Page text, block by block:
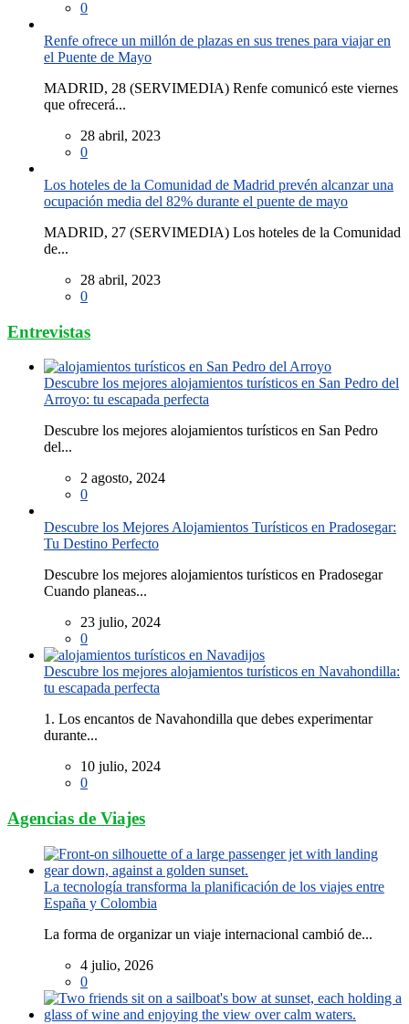
0
Renfe ofrece un millón de plazas en sus trenes para viajar en
el Puente de Mayo
MADRID, 28 (SERVIMEDIA) Renfe comunicó este viernes
que ofrecerá...
28 abril, 2023
0
Los hoteles de la Comunidad de Madrid prevén alcanzar una
ocupación media del 82% durante el puente de mayo
MADRID, 27 (SERVIMEDIA) Los hoteles de la Comunidad
de...
28 abril, 2023
0
Entrevistas
Descubre los mejores alojamientos turísticos en San Pedro del
Arroyo: tu escapada perfecta
Descubre los mejores alojamientos turísticos en San Pedro
del...
2 agosto, 2024
0
Descubre los Mejores Alojamientos Turísticos en Pradosegar:
Tu Destino Perfecto
Descubre los mejores alojamientos turísticos en Pradosegar
Cuando planeas...
23 julio, 2024
0
Descubre los mejores alojamientos turísticos en Navahondilla:
tu escapada perfecta
1. Los encantos de Navahondilla que debes experimentar
durante...
10 julio, 2024
0
Agencias de Viajes
La tecnología transforma la planificación de los viajes entre
España y Colombia
La forma de organizar un viaje internacional cambió de...
4 julio, 2026
0